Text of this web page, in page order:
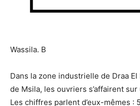
Wassila. B
Dans la zone industrielle de Draa El
de Msila, les ouvriers s’affairent
Les chiffres parlent d’eux-mêmes :